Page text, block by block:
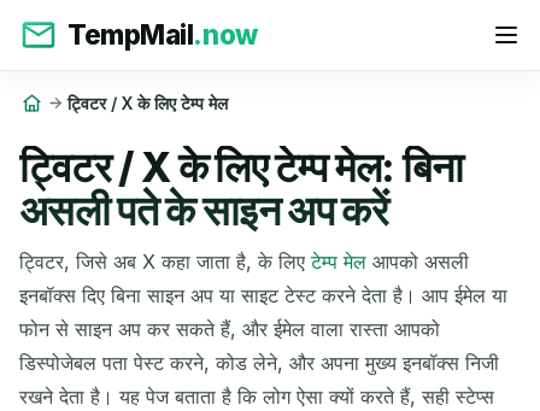
TempMail.now
ट्विटर / X के लिए टेम्प मेल
ट्विटर / X के लिए टेम्प मेल: बिना
असली पते के साइन अप करें
ट्विटर, जिसे अब X कहा जाता है, के लिएटेम्प मेल आपको असली
इनबॉक्स दिए बिना साइन अप या साइट टेस्ट करने देता है। आप ईमेल या
फोन से साइन अप कर सकते हैं, और ईमेल वाला रास्ता आपको
डिस्पोजेबल पता पेस्ट करने, कोड लेने, और अपना मुख्य इनबॉक्स निजी
रखने देता है। यह पेज बताता है कि लोग ऐसा क्यों करते हैं, सही स्टेप्स